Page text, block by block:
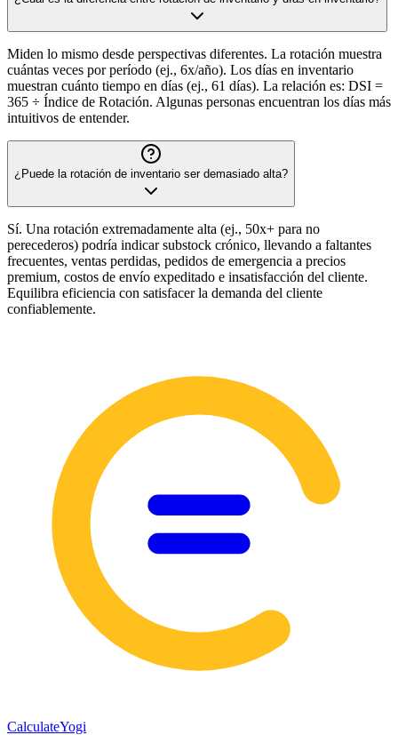
Miden lo mismo desde perspectivas diferentes. La rotación muestra
cuántas veces por período (ej., 6x/año). Los días en inventario
muestran cuánto tiempo en días (ej., 61 días). La relación es: DSI =
365 ÷ Índice de Rotación. Algunas personas encuentran los días más
intuitivos de entender.
¿Puede la rotación de inventario ser demasiado alta?
Sí. Una rotación extremadamente alta (ej., 50x+ para no
perecederos) podría indicar substock crónico, llevando a faltantes
frecuentes, ventas perdidas, pedidos de emergencia a precios
premium, costos de envío expeditado e insatisfacción del cliente.
Equilibra eficiencia con satisfacer la demanda del cliente
confiablemente.
CalculateYogi